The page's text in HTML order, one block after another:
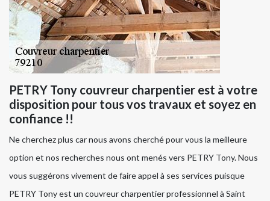
PETRY Tony couvreur charpentier est à votre
disposition pour tous vos travaux et soyez en
confiance !!
Ne cherchez plus car nous avons cherché pour vous la meilleure
option et nos recherches nous ont menés vers PETRY Tony. Nous
vous suggérons vivement de faire appel à ses services puisque
PETRY Tony est un couvreur charpentier professionnel à Saint